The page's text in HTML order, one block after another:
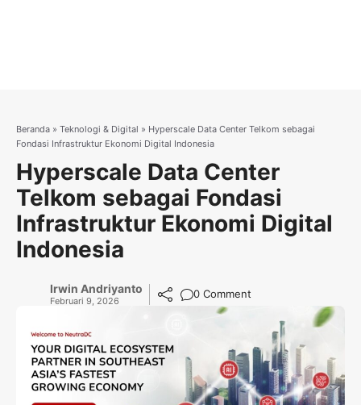
Beranda » Teknologi & Digital » Hyperscale Data Center Telkom sebagai
Fondasi Infrastruktur Ekonomi Digital Indonesia
Hyperscale Data Center
Telkom sebagai Fondasi
Infrastruktur Ekonomi Digital
Indonesia
Irwin Andriyanto
Februari 9, 2026
0 Comment